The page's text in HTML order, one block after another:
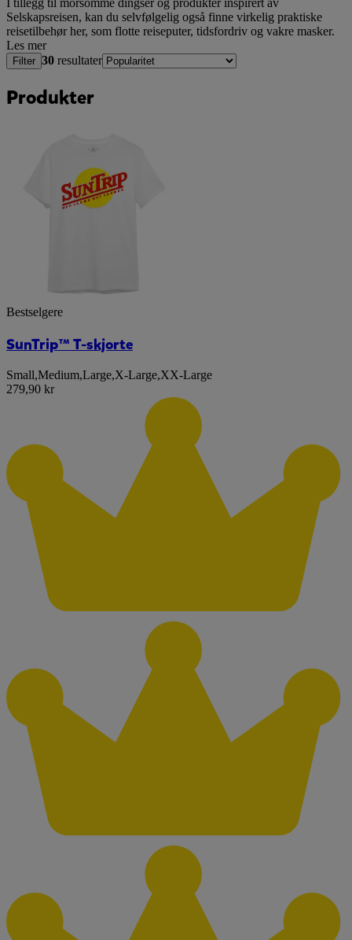
I tillegg til morsomme dingser og produkter inspirert av
Selskapsreisen, kan du selvfølgelig også finne virkelig praktiske
reisetilbehør her, som flotte reiseputer, tidsfordriv og vakre masker.
Les mer
Filter 30 resultater
Produkter
Bestselgere
SunTrip™ T-skjorte
Small,Medium,Large,X-Large,XX-Large
279,90 kr